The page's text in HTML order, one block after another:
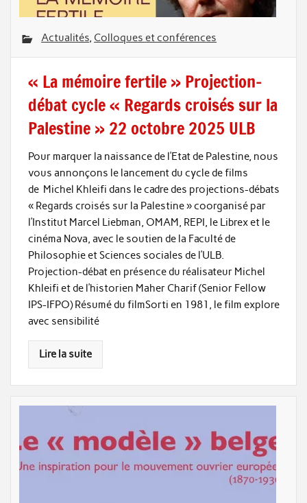
Actualités, Colloques et conférences
« La mémoire fertile » Projection-
débat cycle « Regards croisés sur la
Palestine » 22 octobre 2025 ULB
Pour marquer la naissance de l’Etat de Palestine, nous
vous annonçons le lancement du cycle de films
de Michel Khleifi dans le cadre des projections-débats
« Regards croisés sur la Palestine » coorganisé par
l’Institut Marcel Liebman, OMAM, REPI, le Librex et le
cinéma Nova, avec le soutien de la Faculté de
Philosophie et Sciences sociales de l’ULB.
Projection-débat en présence du réalisateur Michel
Khleifi et de l’historien Maher Charif (Senior Fellow
IPS-IFPO) Résumé du filmSorti en 1981, le film explore
avec sensibilité
Lire la suite